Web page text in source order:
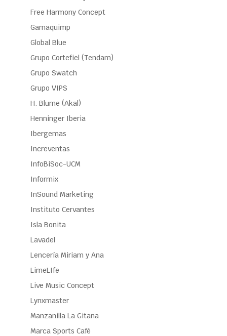
Free Harmony Concept
Gamaquimp
Global Blue
Grupo Cortefiel (Tendam)
Grupo Swatch
Grupo VIPS
H. Blume (Akal)
Henninger Iberia
Ibergemas
Increventas
InfoBiSoc-UCM
Informix
InSound Marketing
Instituto Cervantes
Isla Bonita
Lavadel
Lencería Miriam y Ana
LimeLIfe
Live Music Concept
Lynxmaster
Manzanilla La Gitana
Marca Sports Café